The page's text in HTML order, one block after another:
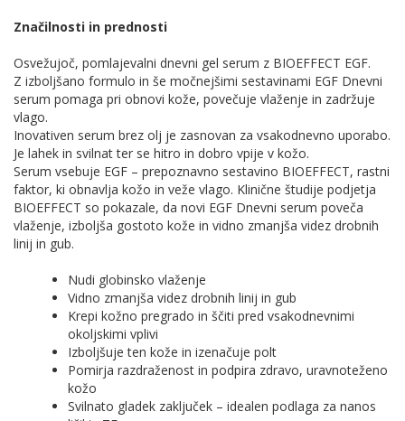
Značilnosti in prednosti
Osvežujoč, pomlajevalni dnevni gel serum z BIOEFFECT EGF.
Z izboljšano formulo in še močnejšimi sestavinami EGF Dnevni
serum pomaga pri obnovi kože, povečuje vlaženje in zadržuje
vlago.
Inovativen serum brez olj je zasnovan za vsakodnevno uporabo.
Je lahek in svilnat ter se hitro in dobro vpije v kožo.
Serum vsebuje EGF – prepoznavno sestavino BIOEFFECT, rastni
faktor, ki obnavlja kožo in veže vlago. Klinične študije podjetja
BIOEFFECT so pokazale, da novi EGF Dnevni serum poveča
vlaženje, izboljša gostoto kože in vidno zmanjša videz drobnih
linij in gub.
Nudi globinsko vlaženje
Vidno zmanjša videz drobnih linij in gub
Krepi kožno pregrado in ščiti pred vsakodnevnimi
okoljskimi vplivi
Izboljšuje ten kože in izenačuje polt
Pomirja razdraženost in podpira zdravo, uravnoteženo
kožo
Svilnato gladek zaključek – idealen podlaga za nanos